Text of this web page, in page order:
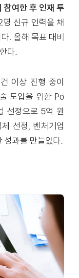
여한 후 인재 투
명 신규 인력을 채
. 올해 목표 대비
다.
이상 진행 중이
도입을 위한 Po
선정으로 5억 원
선정, 벤처기업
성과를 만들었다.